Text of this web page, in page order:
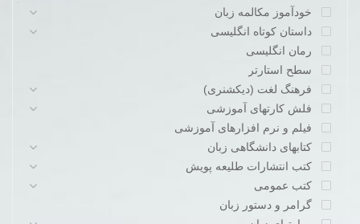
خودآموز مکالمه زبان
داستان کوتاه انگلیسی
رمان انگلیسی
سطح استارتر
فرهنگ لغت (دیکشنری)
فلش کارتهای آموزشی
فیلم و نرم افزارهای آموزشی
کتابهای دانشگاهی زبان
کتب انتشارات طلیعه پویش
کتب عمومی
گرامر و دستور زبان